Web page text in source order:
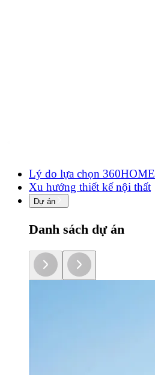
Lý do lựa chọn 360HOME
Xu hướng thiết kế nội thất
Dự án
Danh sách dự án